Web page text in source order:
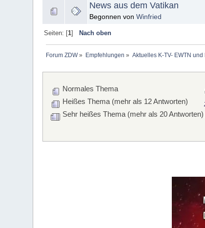
News aus dem Vatikan
Begonnen vonWinfried
Seiten: [1] Nach oben
Forum ZDW» Empfehlungen » Aktuelles K-TV- EWTN
Normales Thema
Heißes Thema (mehr als 12 Antworten)
Sehr heißes Thema (mehr als 20 Antworten)